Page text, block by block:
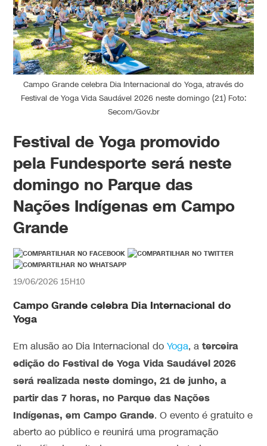
Campo Grande celebra Dia Internacional do Yoga, através do
Festival de Yoga Vida Saudável 2026 neste domingo (21) Foto:
Secom/Gov.br
Festival de Yoga promovido
pela Fundesporte será neste
domingo no Parque das
Nações Indígenas em Campo
Grande
19/06/2026 15H10
Campo Grande celebra Dia Internacional do
Yoga
Em alusão ao Dia Internacional doYoga, aterceira
edição do Festival de Yoga Vida Saudável 2026
será realizada neste domingo, 21 de junho, a
partir das 7 horas, no Parque das Nações
Indígenas, em Campo Grande. O evento é gratuito e
aberto ao público e reunirá uma programação